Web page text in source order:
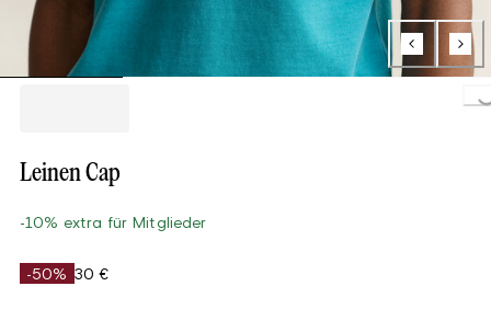
Leinen Cap
-10% extra für Mitglieder
-50% 30 €